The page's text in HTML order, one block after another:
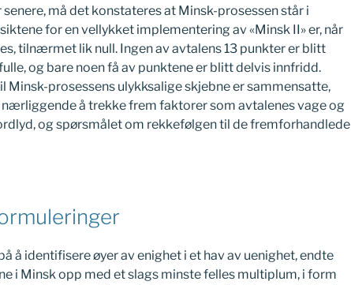
senere, må det konstateres at Minsk-prosessen står i
for en vellykket implementering av «Minsk II» er, når
tilnærmet lik null. Ingen av avtalens 13 punkter er blitt
og bare noen få av punktene er blitt delvis innfridd.
Minsk-prosessens ulykksalige skjebne er sammensatte,
nærliggende å trekke frem faktorer som avtalenes vage og
og spørsmålet om rekkefølgen til de fremforhandlede
å identifisere øyer av enighet i et hav av uenighet, endte
i Minsk opp med et slags minste felles multiplum, i form